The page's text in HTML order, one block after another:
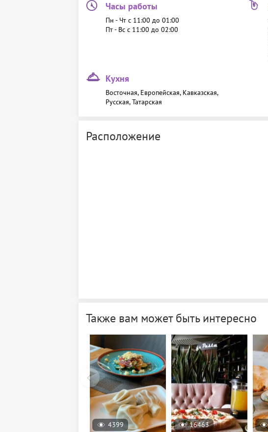
Часы работы
Пн - Чт c 11:00 до 01:00
Пт - Вс c 11:00 до 02:00
Кухня
Восточная, Европейская, Кавказская,
Русская, Татарская
Расположение
Также вам может быть интересно
4399 16463